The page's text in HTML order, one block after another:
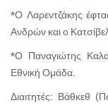
*Ο Λαρεντζάκης
Ανδρών και ο
*Ο Παναγιώτης
Εθνική Ομάδα.
Διαιτητές: Βάθκεθ